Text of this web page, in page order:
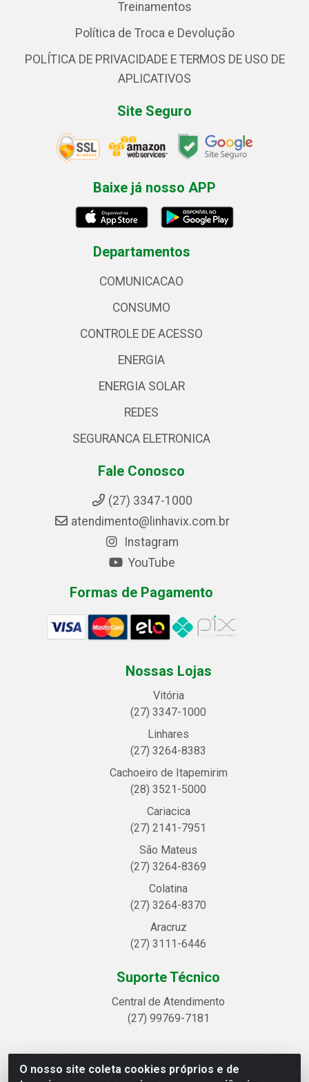
O nosso site coleta cookies próprios e de
Treinamentos
Política de Troca e Devolução
POLÍTICA DE PRIVACIDADE E TERMOS DE USO DE
APLICATIVOS
Site Seguro
Baixe já nosso APP
Departamentos
COMUNICACAO
CONSUMO
CONTROLE DE ACESSO
ENERGIA
ENERGIA SOLAR
REDES
SEGURANCA ELETRONICA
Fale Conosco
(27) 3347-1000
atendimento@linhavix.com.br
Instagram
YouTube
Formas de Pagamento
Nossas Lojas
Vitória
(27) 3347-1000
Linhares
(27) 3264-8383
Cachoeiro de Itapemirim
(28) 3521-5000
Cariacica
(27) 2141-7951
São Mateus
(27) 3264-8369
Colatina
(27) 3264-8370
Aracruz
(27) 3111-6446
Suporte Técnico
Central de Atendimento
(27) 99769-7181
Linhavix Distribuidora LTDA - Avenida Alegre, 2521 -